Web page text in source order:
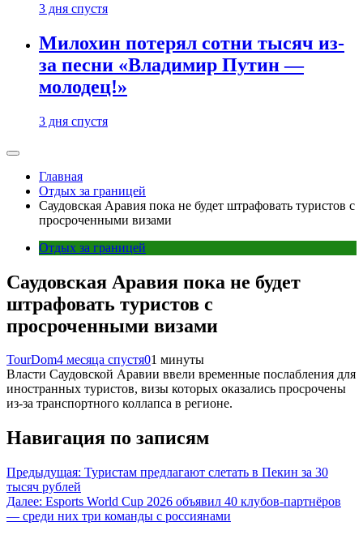
3 дня спустя
Милохин потерял сотни тысяч из-
за песни «Владимир Путин —
молодец!»
3 дня спустя
Главная
Отдых за границей
Саудовская Аравия пока не будет штрафовать туристов с
просроченными визами
Отдых за границей
Саудовская Аравия пока не будет
штрафовать туристов с
просроченными визами
TourDom4 месяца спустя01 минуты
Власти Саудовской Аравии ввели временные послабления для
иностранных туристов, визы которых оказались просрочены
из-за транспортного коллапса в регионе.
Навигация по записям
Предыдущая: Туристам предлагают слетать в Пекин за 30
тысяч рублей
Далее: Esports World Cup 2026 объявил 40 клубов-партнёров
— среди них три команды с россиянами